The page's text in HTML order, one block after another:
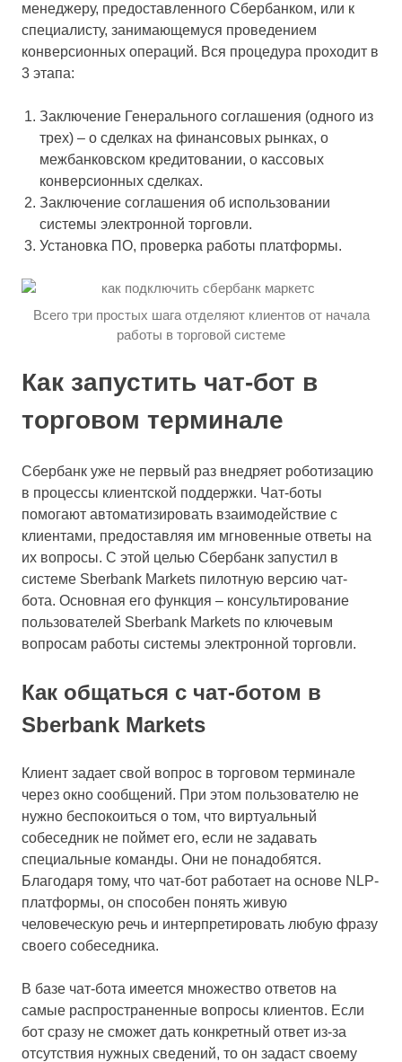
менеджеру, предоставленного Сбербанком, или к
специалисту, занимающемуся проведением
конверсионных операций. Вся процедура проходит в
3 этапа:
Заключение Генерального соглашения (одного из
трех) – о сделках на финансовых рынках, о
межбанковском кредитовании, о кассовых
конверсионных сделках.
Заключение соглашения об использовании
системы электронной торговли.
Установка ПО, проверка работы платформы.
Всего три простых шага отделяют клиентов от начала
работы в торговой системе
Как запустить чат-бот в
торговом терминале
Сбербанк уже не первый раз внедряет роботизацию
в процессы клиентской поддержки. Чат-боты
помогают автоматизировать взаимодействие с
клиентами, предоставляя им мгновенные ответы на
их вопросы. С этой целью Сбербанк запустил в
системе Sberbank Markets пилотную версию чат-
бота. Основная его функция – консультирование
пользователей Sberbank Markets по ключевым
вопросам работы системы электронной торговли.
Как общаться с чат-ботом в
Sberbank Markets
Клиент задает свой вопрос в торговом терминале
через окно сообщений. При этом пользователю не
нужно беспокоиться о том, что виртуальный
собеседник не поймет его, если не задавать
специальные команды. Они не понадобятся.
Благодаря тому, что чат-бот работает на основе NLP-
платформы, он способен понять живую
человеческую речь и интерпретировать любую фразу
своего собеседника.
В базе чат-бота имеется множество ответов на
самые распространенные вопросы клиентов. Если
бот сразу не сможет дать конкретный ответ из-за
отсутствия нужных сведений, то он задаст своему